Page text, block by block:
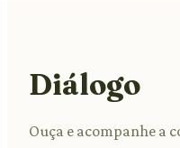
Diálogo
Ouça e acompanhe a